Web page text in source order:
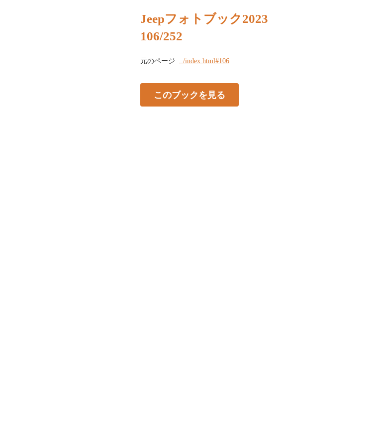
Jeepフォトブック2023
106/252
元のページ ../index.html#106
このブックを見る